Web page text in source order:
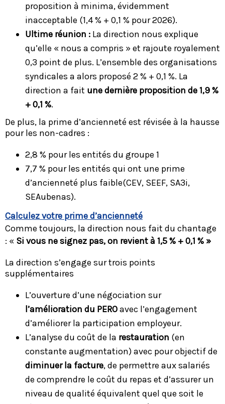
proposition à minima, évidemment
inacceptable (1,4 % + 0,1 % pour 2026).
Ultime réunion : La direction nous explique
qu’elle « nous a compris » et rajoute royalement
0,3 point de plus. L’ensemble des organisations
syndicales a alors proposé 2 % + 0,1 %. La
direction a fait une dernière proposition de 1,9 %
+ 0,1 %.
De plus, la prime d’ancienneté est révisée à la hausse
pour les non-cadres :
2,8 % pour les entités du groupe 1
7,7 % pour les entités qui ont une prime
d’ancienneté plus faible(CEV, SEEF, SA3i,
SEAubenas).
Calculez votre prime d’ancienneté
Comme toujours, la direction nous fait du chantage
: « Si vous ne signez pas, on revient à 1,5 % + 0,1 % »
La direction s’engage sur trois points
supplémentaires
L’ouverture d’une négociation sur
l’amélioration du PEROavec l’engagement
d’améliorer la participation employeur.
L’analyse du coût de la restauration (en
constante augmentation) avec pour objectif de
diminuer la facture, de permettre aux salariés
de comprendre le coût du repas et d’assurer un
niveau de qualité équivalent quel que soit le